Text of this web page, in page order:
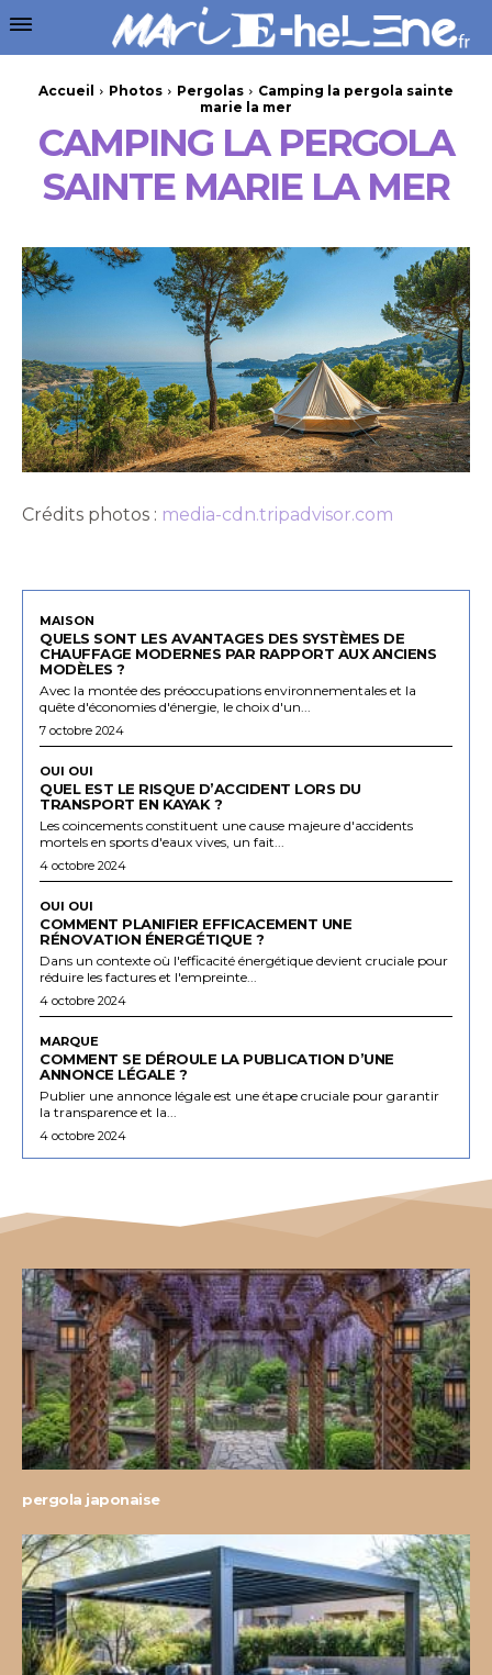
Accueil Photos Pergolas
Camping la pergola sainte
marie la mer
CAMPING LA PERGOLA
SAINTE MARIE LA MER
Crédits photos : media-cdn.tripadvisor.com
MAISON
QUELS SONT LES AVANTAGES DES SYSTÈMES DE
CHAUFFAGE MODERNES PAR RAPPORT AUX ANCIENS
MODÈLES ?
Avec la montée des préoccupations environnementales et la
quête d'économies d'énergie, le choix d'un...
7 octobre 2024
OUI OUI
QUEL EST LE RISQUE D’ACCIDENT LORS DU
TRANSPORT EN KAYAK ?
Les coincements constituent une cause majeure d'accidents
mortels en sports d'eaux vives, un fait...
4 octobre 2024
OUI OUI
COMMENT PLANIFIER EFFICACEMENT UNE
RÉNOVATION ÉNERGÉTIQUE ?
Dans un contexte où l'efficacité énergétique devient cruciale pour
réduire les factures et l'empreinte...
4 octobre 2024
MARQUE
COMMENT SE DÉROULE LA PUBLICATION D’UNE
ANNONCE LÉGALE ?
Publier une annonce légale est une étape cruciale pour garantir
la transparence et la...
4 octobre 2024
pergola japonaise